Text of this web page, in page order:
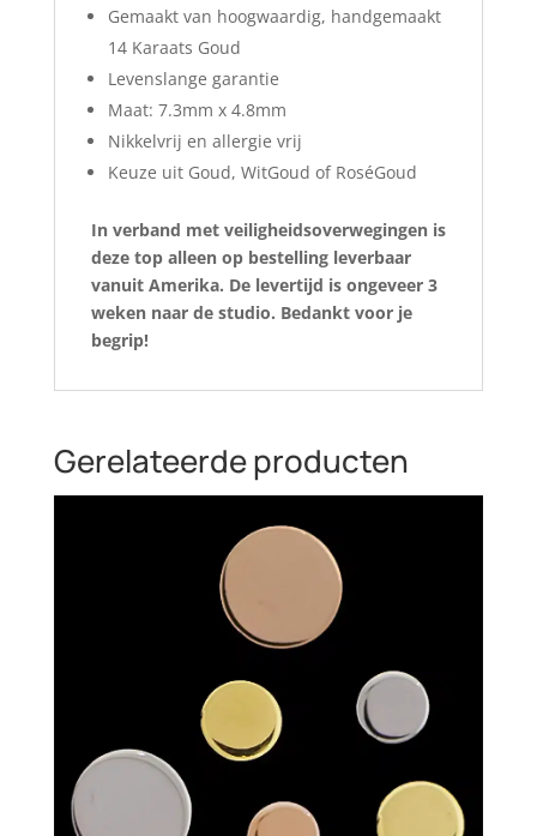
Gemaakt van hoogwaardig, handgemaakt
14 Karaats Goud
Levenslange garantie
Maat: 7.3mm x 4.8mm
Nikkelvrij en allergie vrij
Keuze uit Goud, WitGoud of RoséGoud
In verband met veiligheidsoverwegingen is
deze top alleen op bestelling leverbaar
vanuit Amerika. De levertijd is ongeveer 3
weken naar de studio. Bedankt voor je
begrip!
Gerelateerde producten